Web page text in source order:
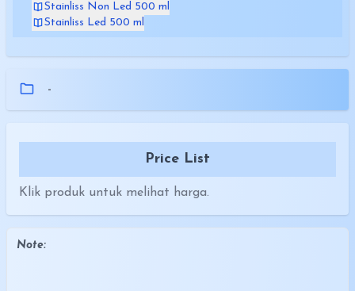
Stainliss Non Led 500 ml
Stainliss Led 500 ml
-
Price List
Klik produk untuk melihat harga.
Note: